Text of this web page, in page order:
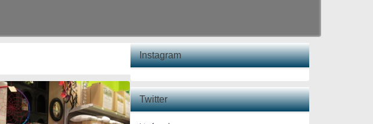
Instagram
Twitter